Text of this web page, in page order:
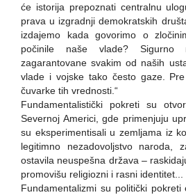
će istorija prepoznati centralnu
prava u izgradnji demokratskih
izdajemo kada govorimo o
počinile naše vlade?
zagarantovane svakim od naših
vlade i vojske tako često gaze. Pre
čuvarke tih vrednosti.“
Fundamentalistički pokreti su
Severnoj Americi, gde primenjuju
su eksperimentisali u zemljama iz
legitimno nezadovoljstvo naroda,
ostavila neuspešna država –
promovišu religiozni i rasni identitet...
Fundamentalizmi su politički